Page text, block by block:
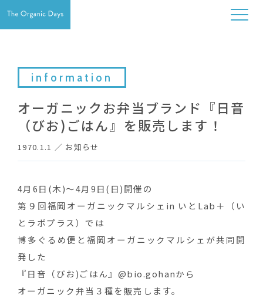
information
オーガニックお弁当ブランド『日音
（びお)ごはん』を販売します！
1970.1.1 ／ お知らせ
4月6日(木)〜4月9日(日)開催の
第９回福岡オーガニックマルシェin いとLab＋（い
とラボプラス）では
博多ぐるめ便と福岡オーガニックマルシェが共同開
発した
『日音（びお)ごはん』@bio.gohanから
オーガニック弁当３種を販売します。